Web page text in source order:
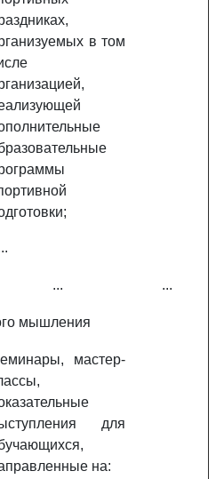
в том
... ...
мышления
мастер-
для
на: